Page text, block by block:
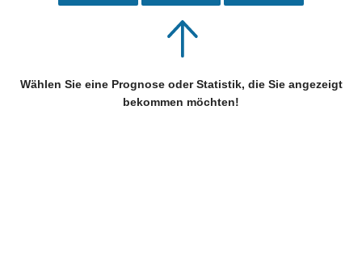
Wählen Sie eine Prognose oder Statistik, die Sie angezeigt
bekommen möchten!